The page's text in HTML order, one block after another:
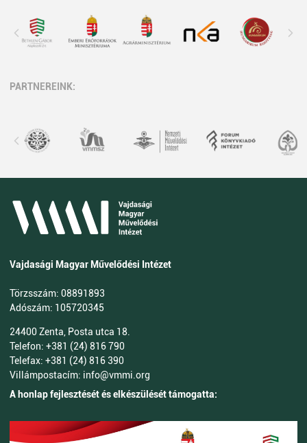
PARTNEREINK:
Vajdasági Magyar Művelődési Intézet
Törzsszám: 08891893
Adószám: 105720345
24400 Zenta, Posta utca 18.
Telefon: +381 (24) 816 790
Telefax: +381 (24) 816 390
Villámpostacím: info@vmmi.org
A honlap fejlesztését és elkészülését támogatta: